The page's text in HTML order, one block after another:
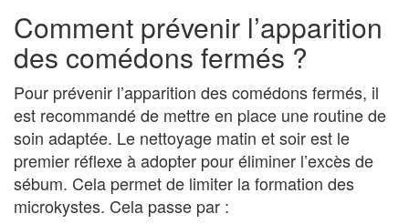
Comment prévenir l’apparition
des comédons fermés ?
Pour prévenir l’apparition des comédons fermés, il
est recommandé de mettre en place une routine de
soin adaptée. Le nettoyage matin et soir est le
premier réflexe à adopter pour éliminer l’excès de
sébum. Cela permet de limiter la formation des
microkystes. Cela passe par :